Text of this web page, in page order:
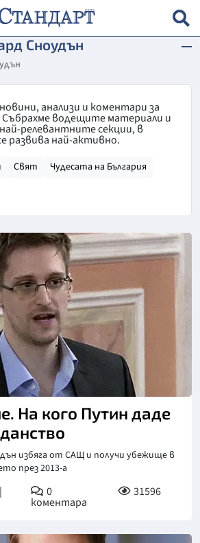
Сноудън
анализи и коментари за
Събрахме водещите материали и
релевантните секции, в
развива най-активно.
Свят
Чудесата на България
На кого Путин даде
избяга от САЩ и получи убежище в
през 2013-а
0
коментара
31596